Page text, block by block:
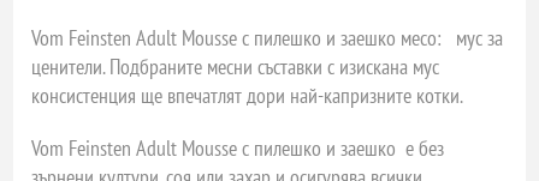
Vom Feinsten Adult Mousse с пилешко и заешко месо: мус за
ценители. Подбраните месни съставки с изискана мус
консистенция ще впечатлят дори най-капризните котки.
Vom Feinsten Adult Mousse с пилешко и заешко е без